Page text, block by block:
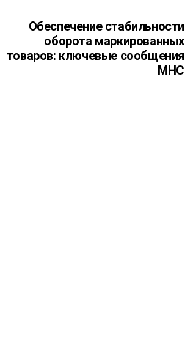
Обеспечение стабильности
оборота маркированных
товаров: ключевые сообщения
МНС